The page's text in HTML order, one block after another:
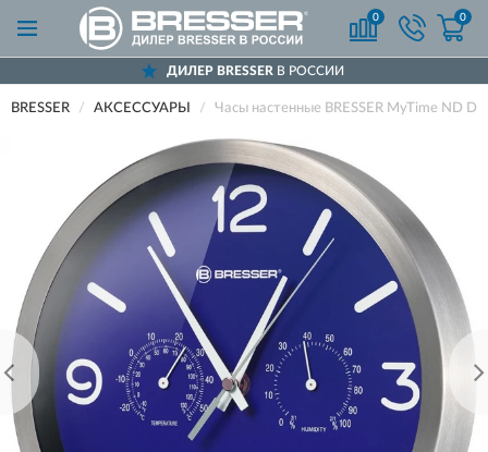
0 0
ДИЛЕР BRESSER В РОССИИ
BRESSER АКСЕССУАРЫ Часы настенные BRESSER MyTime ND